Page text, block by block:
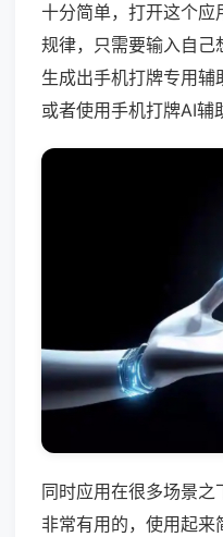
十分简单，打开这个应
规律，只需要输入自己
生成出手机打牌专用
或者使用手机打牌AI辅
同时应用在很多场景
非常有用的，使用起